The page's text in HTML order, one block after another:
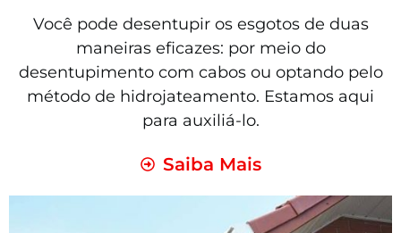
Você pode desentupir os esgotos de duas
maneiras eficazes: por meio do
desentupimento com cabos ou optando pelo
método de hidrojateamento. Estamos aqui
para auxiliá-lo.
Saiba Mais